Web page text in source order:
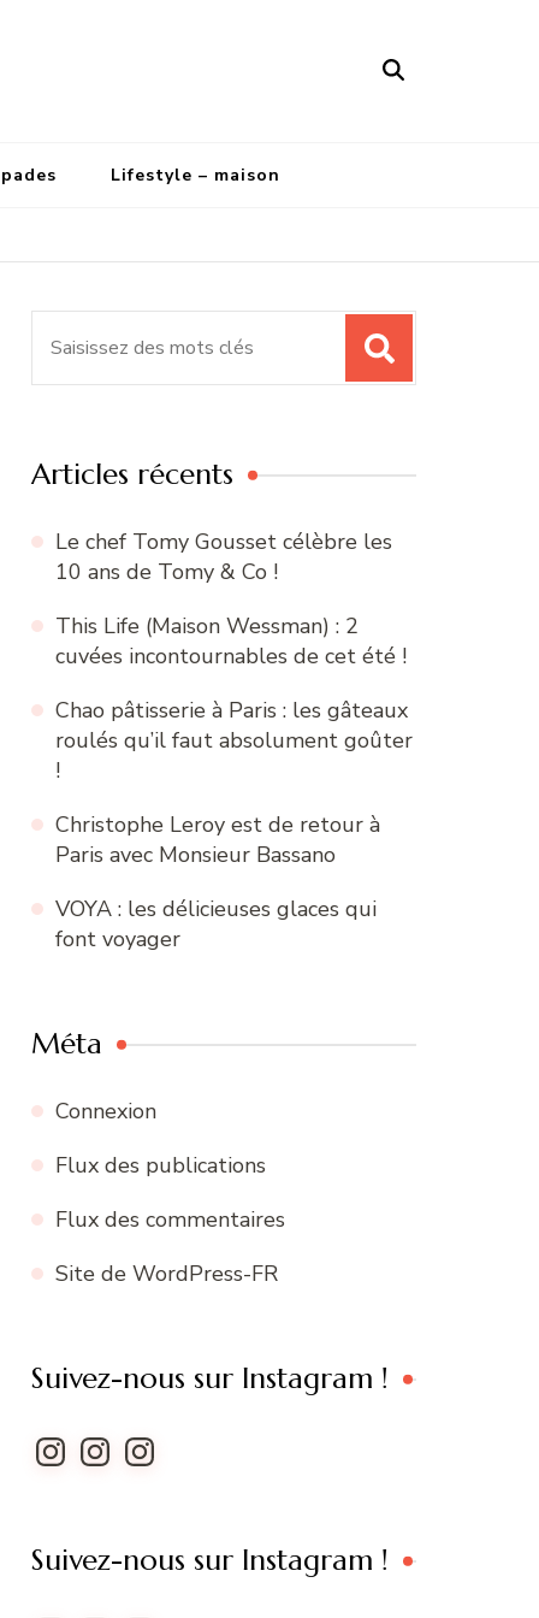
Lifestyle – maison
Articles récents
Le chef Tomy Gousset célèbre les
10 ans de Tomy & Co !
This Life (Maison Wessman) : 2
cuvées incontournables de cet été !
Chao pâtisserie à Paris : les gâteaux
roulés qu’il faut absolument goûter
!
Christophe Leroy est de retour à
Paris avec Monsieur Bassano
VOYA : les délicieuses glaces qui
font voyager
Méta
Connexion
Flux des publications
Flux des commentaires
Site de WordPress-FR
Suivez-nous sur Instagram !
Instagram
InstagramInstagram
Suivez-nous sur Instagram !